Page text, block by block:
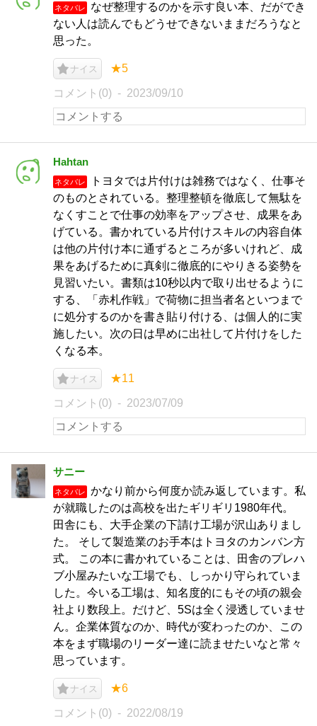
ネタバレ
なぜ整理するのかを示す良い本、だができ
ない人は読んでもどうせできないままだろうなと
思った。
ナイス ★5
コメント(0) 2023/09/10
Hahtan
ネタバレ
トヨタでは片付けは雑務ではなく、仕事そ
のものとされている。整理整頓を徹底して無駄を
なくすことで仕事の効率をアップさせ、成果をあ
げている。書かれている片付けスキルの内容自体
は他の片付け本に通ずるところが多いけれど、成
果をあげるために真剣に徹底的にやりきる姿勢を
見習いたい。書類は10秒以内で取り出せるように
する、「赤札作戦」で荷物に担当者名といつまで
に処分するのかを書き貼り付ける、は個人的に実
施したい。次の日は早めに出社して片付けをした
くなる本。
ナイス ★11
コメント(0) 2023/07/09
サニー
ネタバレ
かなり前から何度か読み返しています。私
が就職したのは高校を出たギリギリ1980年代。
田舎にも、大手企業の下請け工場が沢山ありまし
た。 そして製造業のお手本はトヨタのカンバン方
式。 この本に書かれていることは、田舎のプレハ
ブ小屋みたいな工場でも、しっかり守られていま
した。今いる工場は、知名度的にもその頃の親会
社より数段上。だけど、5Sは全く浸透していませ
ん。企業体質なのか、時代が変わったのか、この
本をまず職場のリーダー達に読ませたいなと常々
思っています。
ナイス ★6
コメント(0) 2022/08/19